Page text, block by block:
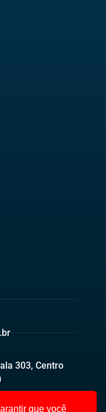
303, Centro
que você